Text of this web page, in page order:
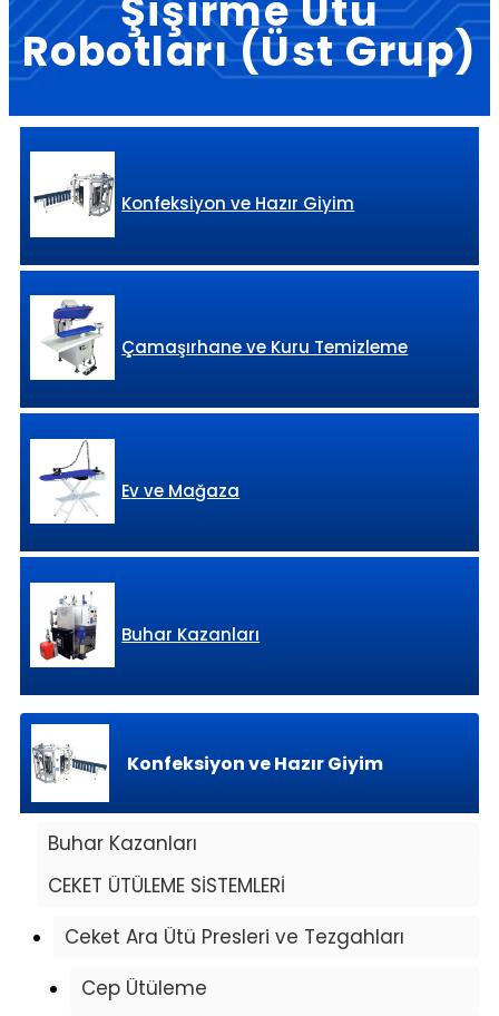
Robotları (Üst Grup)
Konfeksiyon ve Hazır Giyim
Çamaşırhane ve Kuru Temizleme
Ev ve Mağaza
Buhar Kazanları
Konfeksiyon ve Hazır Giyim
Buhar Kazanları
CEKET ÜTÜLEME SİSTEMLERİ
Ceket Ara Ütü Presleri ve Tezgahları
Cep Ütüleme